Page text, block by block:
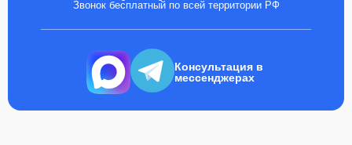
Звонок бесплатный по всей территории РФ
Консультация в
мессенджерах